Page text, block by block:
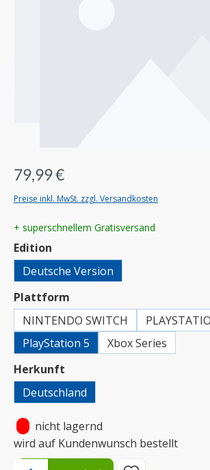
79,99 €
Preise inkl. MwSt. zzgl. Versandkosten
+ superschnellem Gratisversand
Edition
Deutsche Version
Plattform
NINTENDO SWITCH
PlayStation 5
Xbox Series
Herkunft
Deutschland
nicht lagernd
wird auf Kundenwunsch bestellt
Produkt Anzahl: Gib den gewünschten